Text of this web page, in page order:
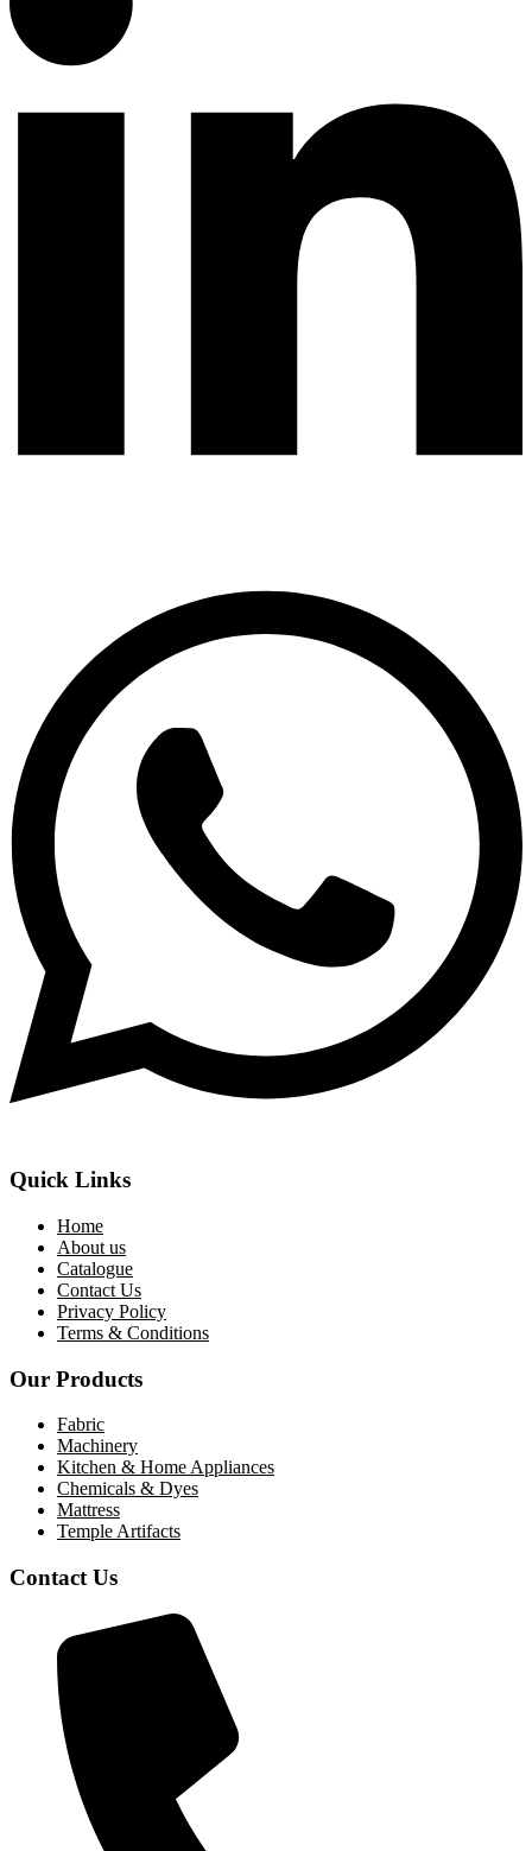
Quick Links
Home
About us
Catalogue
Contact Us
Privacy Policy
Terms & Conditions
Our Products
Fabric
Machinery
Kitchen & Home Appliances
Chemicals & Dyes
Mattress
Temple Artifacts
Contact Us